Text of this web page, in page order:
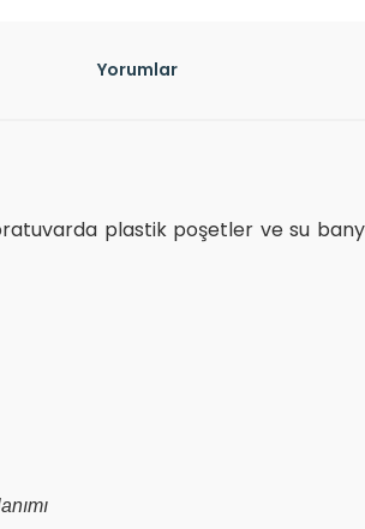
Yorumlar
plastik poşetler ve su